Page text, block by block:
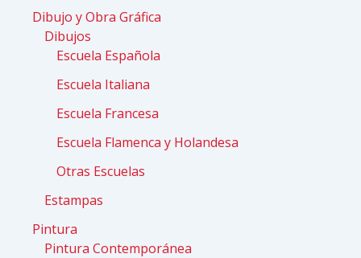
Dibujo y Obra Gráfica
Dibujos
Escuela Española
Escuela Italiana
Escuela Francesa
Escuela Flamenca y Holandesa
Otras Escuelas
Estampas
Pintura
Pintura Contemporánea